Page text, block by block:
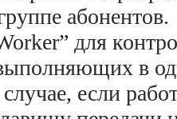
абонентов.
для
в
если